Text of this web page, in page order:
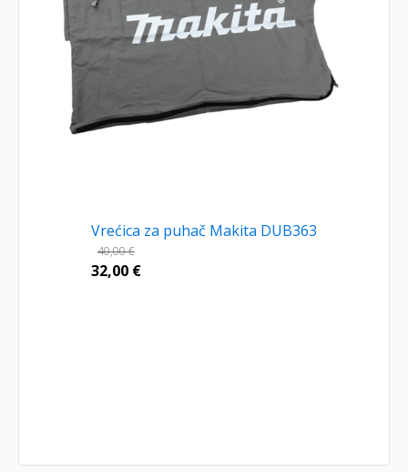
Vrećica za puhač Makita DUB363
40,00€
32,00 €